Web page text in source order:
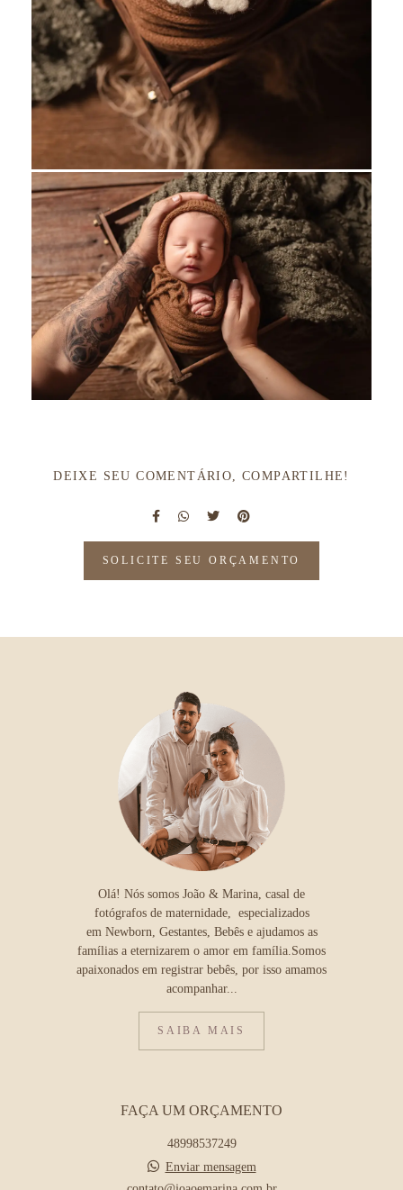
DEIXE SEU COMENTÁRIO, COMPARTILHE!
SOLICITE SEU ORÇAMENTO
Olá! Nós somos João & Marina, casal de
fotógrafos de maternidade, especializados
em Newborn, Gestantes, Bebês e ajudamos as
famílias a eternizarem o amor em família.Somos
apaixonados em registrar bebês, por isso amamos
acompanhar...
SAIBA MAIS
FAÇA UM ORÇAMENTO
48998537249
Enviar mensagem